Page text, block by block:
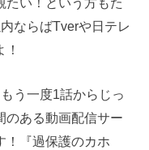
たい！という方もた
ならばTverや日テレ
う一度1話からじっ
のある動画配信サー
！『過保護のカホ